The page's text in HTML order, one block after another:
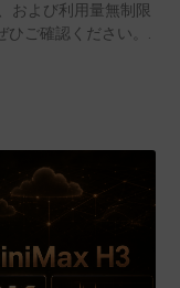
および利用量無制限
ご確認ください。.